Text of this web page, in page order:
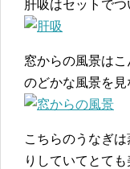
肝吸はセットで
窓からの風景はこ
のどかな風景を
こちらのうなぎ
りしていてとて